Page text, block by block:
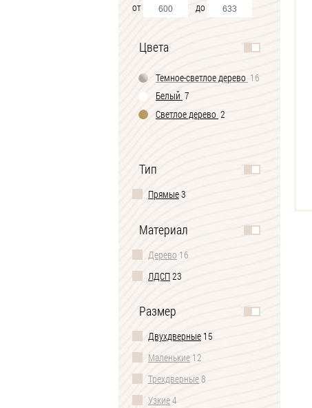
от до
Цвета
Темное-cветлое дерево 16
Белый 7
Светлое дерево 2
Тип
Прямые3
Материал
Дерево 16
ЛДСП23
Размер
Двухдверные 15
Маленькие 12
Трехдверные8
Узкие4